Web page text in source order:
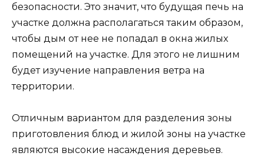
безопасности. Это значит, что будущая печь на
участке должна располагаться таким образом,
чтобы дым от нее не попадал в окна жилых
помещений на участке. Для этого не лишним
будет изучение направления ветра на
территории.
Отличным вариантом для разделения зоны
приготовления блюд и жилой зоны на участке
являются высокие насаждения деревьев.